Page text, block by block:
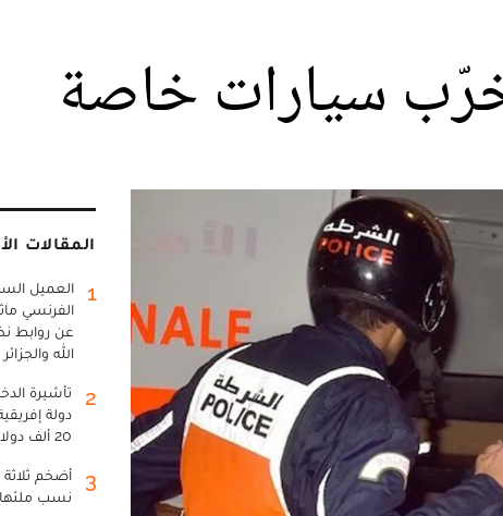
سيارات خاصة
المقالات
1
العميل
الفرنسي
عن روابط
الله والجزائر
2
دولة
20 ألف دولار
3
أضخم
نسب ملئها